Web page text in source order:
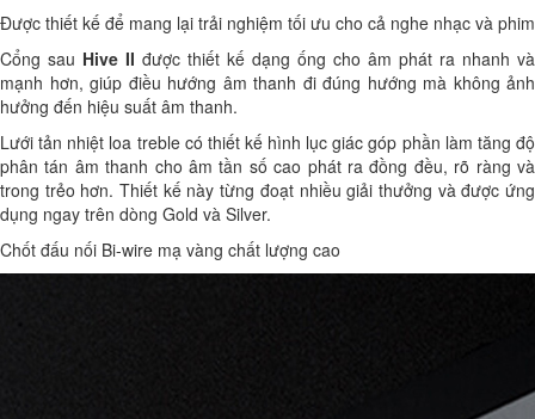
Được thiết kế để mang lại trải nghiệm tối ưu cho cả nghe nhạc và phim
Cổng sau Hive II được thiết kế dạng ống cho âm phát ra nhanh và
mạnh hơn, giúp điều hướng âm thanh đi đúng hướng mà không ảnh
hưởng đến hiệu suất âm thanh.
Lưới tản nhiệt loa treble có thiết kế hình lục giác góp phần làm tăng độ
phân tán âm thanh cho âm tần số cao phát ra đồng đều, rõ ràng và
trong trẻo hơn. Thiết kế này từng đoạt nhiều giải thưởng và được ứng
dụng ngay trên dòng Gold và Silver.
Chốt đấu nối Bi-wire mạ vàng chất lượng cao